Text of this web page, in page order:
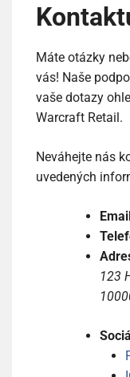
Máte otázky
vás! Naše
vaše dotazy
Warcraft Retail.
Neváhejte nás
uvedených
123